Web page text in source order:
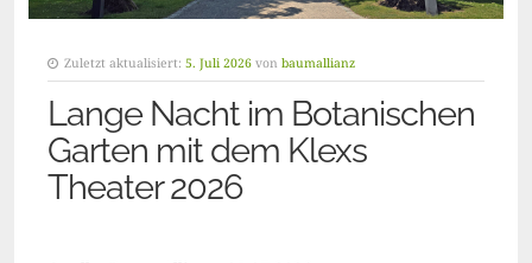
Zuletzt aktualisiert: 5. Juli 2026 von baumallianz
Lange Nacht im Botanischen
Garten mit dem Klexs
Theater 2026